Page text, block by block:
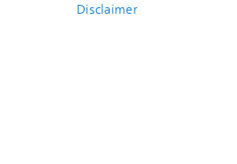
Disclaimer